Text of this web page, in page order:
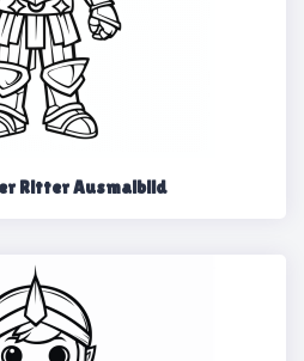
Ritter Ausmalbild